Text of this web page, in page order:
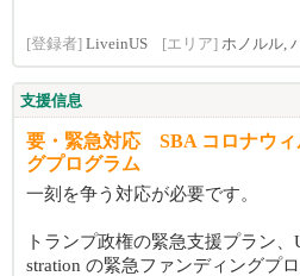
[登録者] LiveinUS [エリア] ホノルル,
支援信息
要・緊急対応 SBA コロナウィ
グプログラム
一刻を争う対応が必要です。
トランプ政権の緊急支援プラン、
stration の緊急ファンディングプ